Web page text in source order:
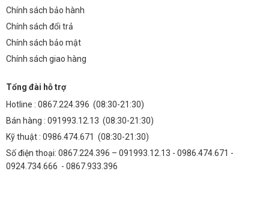
Chính sách bảo hành
Chính sách đổi trả
Chính sách bảo mật
Chính sách giao hàng
Tổng đài hỗ trợ
Hotline : 0867.224.396 (08:30-21:30)
Bán hàng : 091993.12.13 (08:30-21:30)
Kỹ thuật : 0986.474.671 (08:30-21:30)
Số điện thoại: 0867.224.396 – 091993.12.13 - 0986.474.671 -
0924.734.666 - 0867.933.396